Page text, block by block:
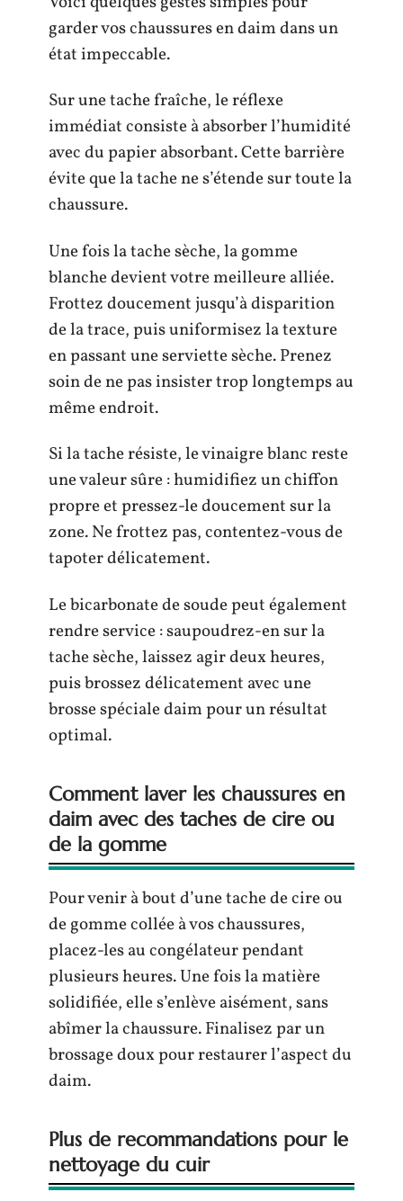
garder vos chaussures en daim dans un
état impeccable.
Sur une tache fraîche, le réflexe
immédiat consiste à absorber l’humidité
avec du papier absorbant. Cette barrière
évite que la tache ne s’étende sur toute la
chaussure.
Une fois la tache sèche, la gomme
blanche devient votre meilleure alliée.
Frottez doucement jusqu’à disparition
de la trace, puis uniformisez la texture
en passant une serviette sèche. Prenez
soin de ne pas insister trop longtemps au
même endroit.
Si la tache résiste, le vinaigre blanc reste
une valeur sûre : humidifiez un chiffon
propre et pressez-le doucement sur la
zone. Ne frottez pas, contentez-vous de
tapoter délicatement.
Le bicarbonate de soude peut également
rendre service : saupoudrez-en sur la
tache sèche, laissez agir deux heures,
puis brossez délicatement avec une
brosse spéciale daim pour un résultat
optimal.
Comment laver les chaussures en
daim avec des taches de cire ou
de la gomme
Pour venir à bout d’une tache de cire ou
de gomme collée à vos chaussures,
placez-les au congélateur pendant
plusieurs heures. Une fois la matière
solidifiée, elle s’enlève aisément, sans
abîmer la chaussure. Finalisez par un
brossage doux pour restaurer l’aspect du
daim.
Plus de recommandations pour le
nettoyage du cuir